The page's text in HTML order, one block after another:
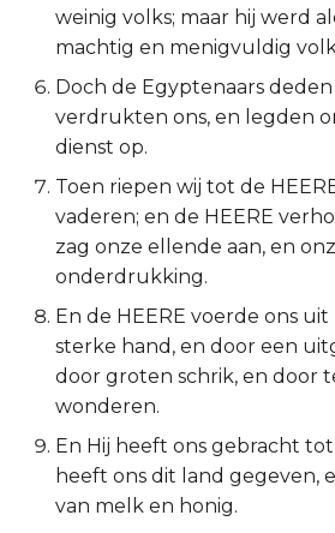
1 Timótheüs
2 Timótheüs
Titus
Filémon
Hebreeën
Jakobus
1 Petrus
2 Petrus
weinig volks; maar hij werd
machtig en menigvuldig
Doch de Egyptenaars deden
verdrukten ons, en legden
dienst op.
Toen riepen wij tot de
vaderen; en de HEERE
zag onze ellende aan, en
onderdrukking.
En de HEERE voerde ons
sterke hand, en door een
door groten schrik, en door
wonderen.
En Hij heeft ons gebracht
heeft ons dit land gegeven,
van melk en honig.